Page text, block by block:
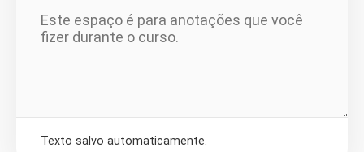
Texto salvo automaticamente.